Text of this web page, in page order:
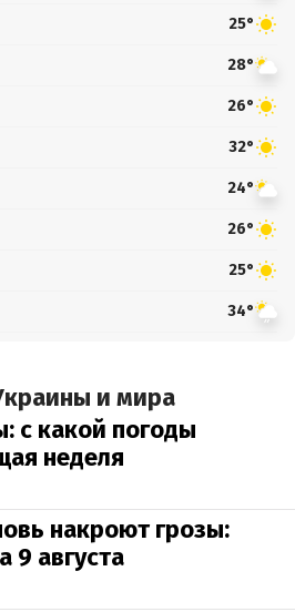
25°
28°
26°
32°
24°
26°
25°
34°
и мира
с какой погоды
неделя
накроют грозы:
9 августа